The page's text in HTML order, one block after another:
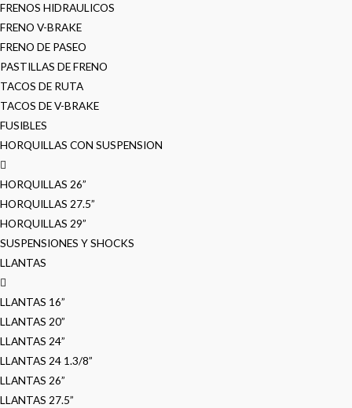
FRENOS HIDRAULICOS
FRENO V-BRAKE
FRENO DE PASEO
PASTILLAS DE FRENO
TACOS DE RUTA
TACOS DE V-BRAKE
FUSIBLES
HORQUILLAS CON SUSPENSION
HORQUILLAS 26”
HORQUILLAS 27.5”
HORQUILLAS 29”
SUSPENSIONES Y SHOCKS
LLANTAS
LLANTAS 16”
LLANTAS 20”
LLANTAS 24”
LLANTAS 24 1.3/8”
LLANTAS 26”
LLANTAS 27.5”